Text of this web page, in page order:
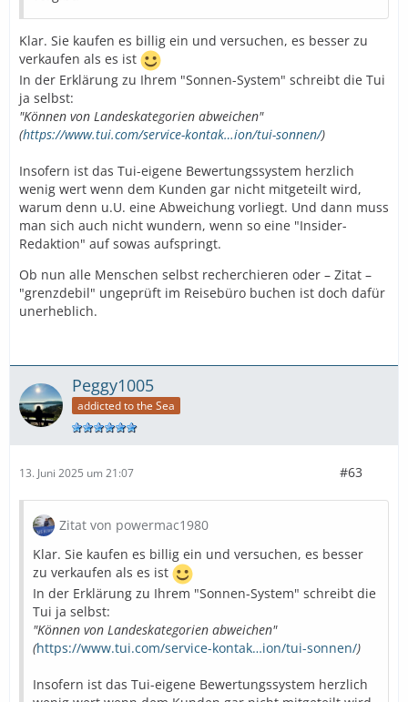
Klar. Sie kaufen es billig ein und versuchen, es besser zu
verkaufen als es ist
In der Erklärung zu Ihrem "Sonnen-System" schreibt die Tui
ja selbst:
"Können von Landeskategorien abweichen"
(https://www.tui.com/service-kontak…ion/tui-sonnen/)
Insofern ist das Tui-eigene Bewertungssystem herzlich
wenig wert wenn dem Kunden gar nicht mitgeteilt wird,
warum denn u.U. eine Abweichung vorliegt. Und dann muss
man sich auch nicht wundern, wenn so eine "Insider-
Redaktion" auf sowas aufspringt.
Ob nun alle Menschen selbst recherchieren oder – Zitat –
"grenzdebil" ungeprüft im Reisebüro buchen ist doch dafür
unerheblich.
Peggy1005
addicted to the Sea
13. Juni 2025 um 21:07 #63
Zitat von powermac1980
Klar. Sie kaufen es billig ein und versuchen, es besser
zu verkaufen als es ist
In der Erklärung zu Ihrem "Sonnen-System" schreibt die
Tui ja selbst:
"Können von Landeskategorien abweichen"
(https://www.tui.com/service-kontak…ion/tui-sonnen/)
Insofern ist das Tui-eigene Bewertungssystem herzlich